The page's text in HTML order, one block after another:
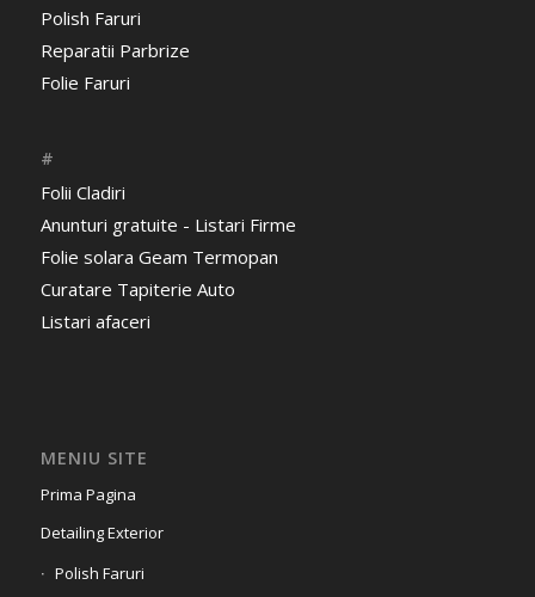
Polish Faruri
Reparatii Parbrize
Folie Faruri
#
Folii Cladiri
Anunturi gratuite - Listari Firme
Folie solara Geam Termopan
Curatare Tapiterie Auto
Listari afaceri
MENIU SITE
Prima Pagina
Detailing Exterior
Polish Faruri